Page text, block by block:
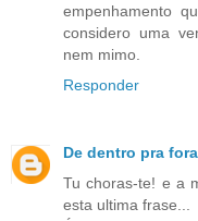
empenhamento
considero uma
nem mimo.
Responder
De dentro pra fora
Tu choras-te! e a
esta ultima frase...